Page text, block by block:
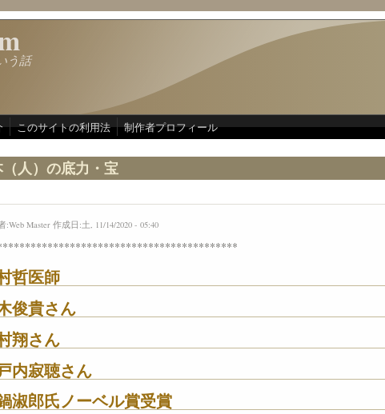
う話
このサイトの利用法 制作者プロフィール
（人）の底力・宝
:Web Master作成日:土, 11/14/2020 - 05:40
哲医師
俊貴さん
翔さん
内寂聴さん
淑郎氏ノーベル賞受賞